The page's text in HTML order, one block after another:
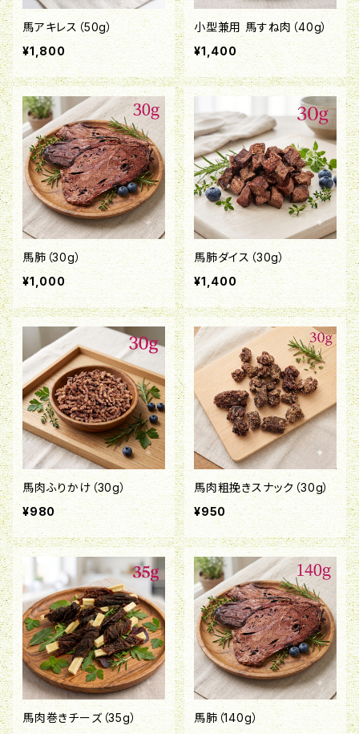
馬アキレス（50g）
¥1,800
小型兼用 馬すね肉（40g）
¥1,400
馬肺（30g）
¥1,000
馬肺ダイス（30g）
¥1,400
馬肉ふりかけ（30g）
¥980
馬肉粗挽きスナック（30g）
¥950
馬肉巻きチーズ（35g）
馬肺（140g）